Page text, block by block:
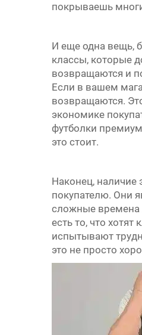
покрываешь
И еще одна вещь,
классы, которые
возвращаются и
Если в вашем
возвращаются.
экономике
футболки
это стоит.
Наконец, наличие
покупателю. Они
сложные времена
есть то, что
испытывают
это не просто